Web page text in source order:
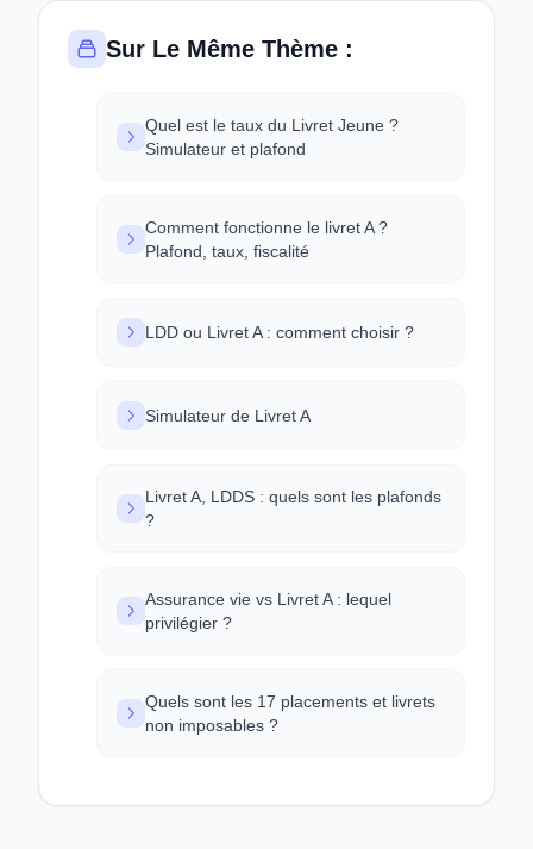
Sur Le Même Thème :
Quel est le taux du Livret Jeune ?
Simulateur et plafond
Comment fonctionne le livret A ?
Plafond, taux, fiscalité
LDD ou Livret A : comment choisir ?
Simulateur de Livret A
Livret A, LDDS : quels sont les plafonds
?
Assurance vie vs Livret A : lequel
privilégier ?
Quels sont les 17 placements et livrets
non imposables ?